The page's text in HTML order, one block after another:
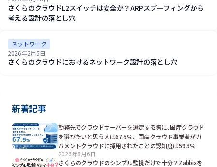
さくらのクラウドL2スイッチは安全か？ARPスプーフィングから
考える設計の落とし穴
ネットワーク
2026年2月5日
さくらのクラウドにおけるネットワーク設計の落とし穴
新着記事
勤務先でクラウドサーバーを選定する際に､国産クラウド
を選びたいと思う人は67.5％、国産クラウド事業者がガ
バメントクラウドに採用されたことの認知度は59.3％
2026年8月6日
さくらのクラウドのシンプル監視だけで十分？Zabbixを